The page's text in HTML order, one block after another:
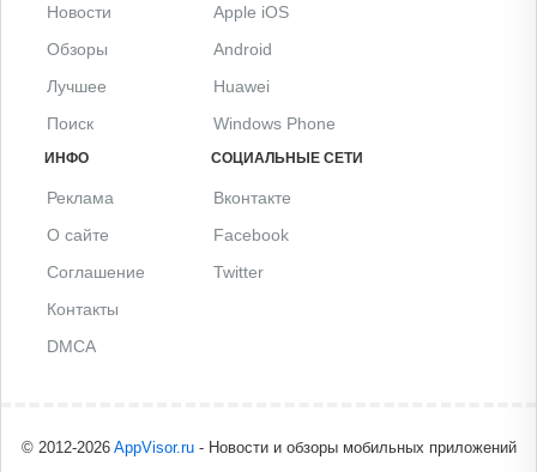
Новости
Обзоры
Лучшее
Поиск
Apple iOS
Android
Huawei
Windows Phone
ИНФО
Реклама
О сайте
Соглашение
Контакты
DMCA
СОЦИАЛЬНЫЕ СЕТИ
Вконтакте
Facebook
Twitter
© 2012-2026 AppVisor.ru- Новости и обзоры мобильных приложений